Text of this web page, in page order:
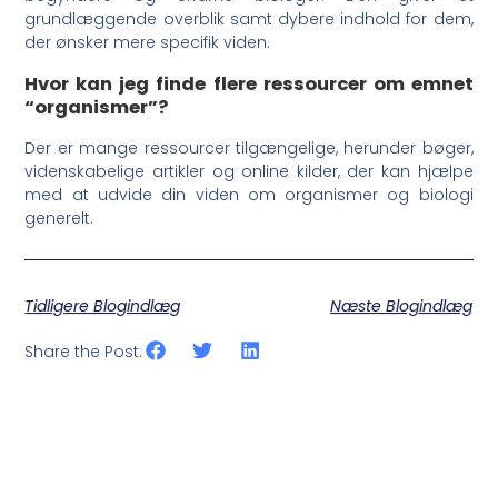
grundlæggende overblik samt dybere indhold for dem,
der ønsker mere specifik viden.
Hvor kan jeg finde flere ressourcer om emnet
“organismer”?
Der er mange ressourcer tilgængelige, herunder bøger,
videnskabelige artikler og online kilder, der kan hjælpe
med at udvide din viden om organismer og biologi
generelt.
Tidligere Blogindlæg Næste Blogindlæg
Share the Post: